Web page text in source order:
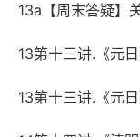
13a【周末答疑】
13第十三讲.《元
13第十三讲.《元